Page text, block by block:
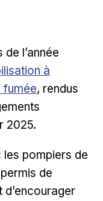
l’année
à
fumée, rendus
2025.
pompiers de
de